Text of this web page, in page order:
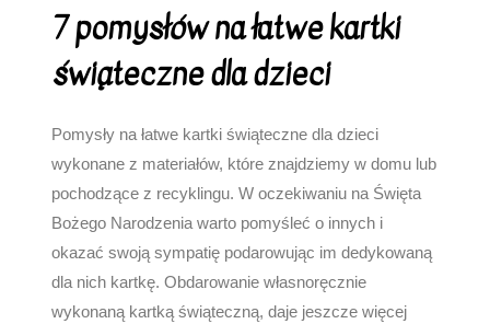
7 pomysłów na łatwe kartki
świąteczne dla dzieci
Pomysły na łatwe kartki świąteczne dla dzieci
wykonane z materiałów, które znajdziemy w domu lub
pochodzące z recyklingu. W oczekiwaniu na Święta
Bożego Narodzenia warto pomyśleć o innych i
okazać swoją sympatię podarowując im dedykowaną
dla nich kartkę. Obdarowanie własnoręcznie
wykonaną kartką świąteczną, daje jeszcze więcej